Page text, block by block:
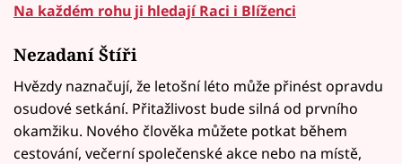
Na každém rohu ji hledají Raci i Blíženci
Nezadaní Štíři
Hvězdy naznačují, že letošní léto může přinést opravdu
osudové setkání. Přitažlivost bude silná od prvního
okamžiku. Nového člověka můžete potkat během
cestování, večerní společenské akce nebo na místě,